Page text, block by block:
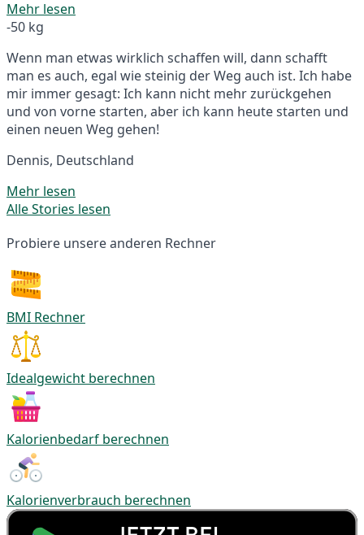
Mehr lesen
-50 kg
Wenn man etwas wirklich schaffen will, dann schafft
man es auch, egal wie steinig der Weg auch ist. Ich habe
mir immer gesagt: Ich kann nicht mehr zurückgehen
und von vorne starten, aber ich kann heute starten und
einen neuen Weg gehen!
Dennis, Deutschland
Mehr lesen
Alle Stories lesen
Probiere unsere anderen Rechner
BMI Rechner
Idealgewicht berechnen
Kalorienbedarf berechnen
Kalorienverbrauch berechnen